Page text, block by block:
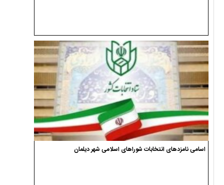
اسامی نامزدهای انتخابات شوراهای اسلامی شهر دیلمان